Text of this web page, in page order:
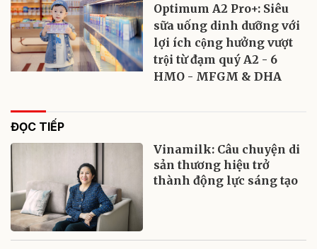
Optimum A2 Pro+: Siêu
sữa uống dinh dưỡng với
lợi ích cộng hưởng vượt
trội từ đạm quý A2 - 6
HMO - MFGM & DHA
ĐỌC TIẾP
Vinamilk: Câu chuyện di
sản thương hiệu trở
thành động lực sáng tạo